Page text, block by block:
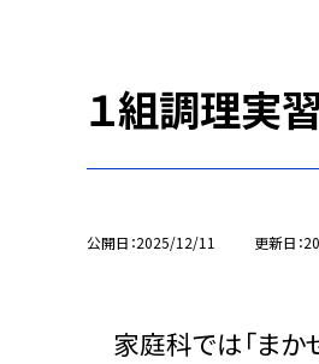
１組調理実
公開日 2025/12/11 更新日
家庭科では「まか